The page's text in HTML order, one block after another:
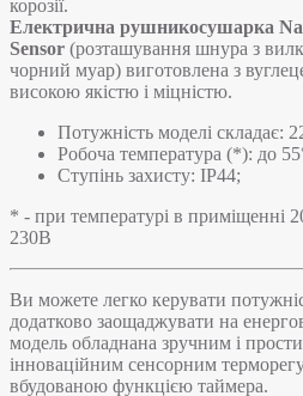
корозії.
Електрична рушникосушарка
Sensor (розташування шнура з
чорний муар) виготовлена з
високою якістю і міцністю.
Потужність моделі складає:
Робоча температура (*): до
Ступінь захисту: IP44;
* - при температурі в приміщенні
230В
Ви можете легко керувати
додатково заощаджувати на
модель обладнана зручним і
інноваційним сенсорним
вбудованою функцією таймера.